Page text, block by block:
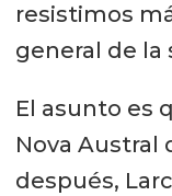
resistimos
general de la
El asunto es
Nova Austral
después,